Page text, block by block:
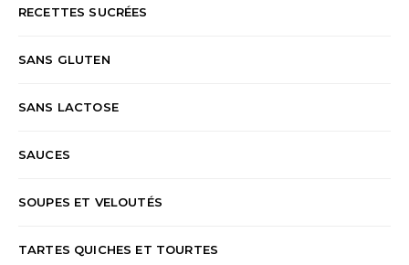
RECETTES SUCRÉES
SANS GLUTEN
SANS LACTOSE
SAUCES
SOUPES ET VELOUTÉS
TARTES QUICHES ET TOURTES